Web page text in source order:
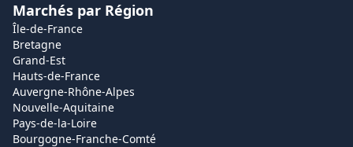
Marchés par Région
Île-de-France
Bretagne
Grand-Est
Hauts-de-France
Auvergne-Rhône-Alpes
Nouvelle-Aquitaine
Pays-de-la-Loire
Bourgogne-Franche-Comté